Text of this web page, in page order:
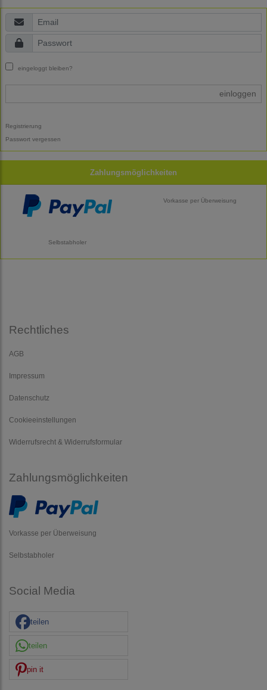
eingeloggt bleiben?
einloggen
Registrierung
Passwort vergessen
Zahlungsmöglichkeiten
Vorkasse per Überweisung
Selbstabholer
Rechtliches
AGB
Impressum
Datenschutz
Cookieeinstellungen
Widerrufsrecht & Widerrufsformular
Zahlungsmöglichkeiten
Vorkasse per Überweisung
Selbstabholer
Social Media
teilen
teilen
pin it